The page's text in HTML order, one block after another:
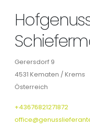
Gerersdorf 9
4531 Kematen / Krems
Österreich
+43676821271872